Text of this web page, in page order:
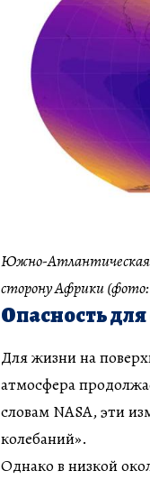
Южно-Атлантическая
сторону Африки
Опасность
Для жизни на
атмосфера
словам NASA, эти
колебаний».
Однако в низкой